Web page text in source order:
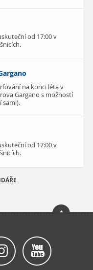
od 17:00 v
na konci léta v
Gargano s možností
sami).
od 17:00 v